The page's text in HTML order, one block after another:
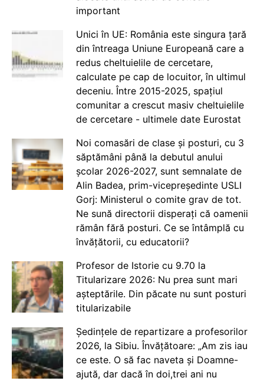
important
Unici în UE: România este singura țară
din întreaga Uniune Europeană care a
redus cheltuielile de cercetare,
calculate pe cap de locuitor, în ultimul
deceniu. Între 2015-2025, spațiul
comunitar a crescut masiv cheltuielile
de cercetare - ultimele date Eurostat
Noi comasări de clase și posturi, cu 3
săptămâni până la debutul anului
școlar 2026-2027, sunt semnalate de
Alin Badea, prim-vicepreședinte USLI
Gorj: Ministerul o comite grav de tot.
Ne sună directorii disperați că oamenii
rămân fără posturi. Ce se întâmplă cu
învățătorii, cu educatorii?
Profesor de Istorie cu 9.70 la
Titularizare 2026: Nu prea sunt mari
așteptările. Din păcate nu sunt posturi
titularizabile
Ședințele de repartizare a profesorilor
2026, la Sibiu. Învățătoare: „Am zis iau
ce este. O să fac naveta și Doamne-
ajută, dar dacă în doi,trei ani nu